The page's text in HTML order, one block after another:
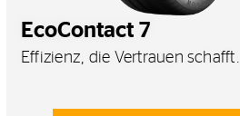
EcoContact 7
Effizienz, die Vertrauen schafft.